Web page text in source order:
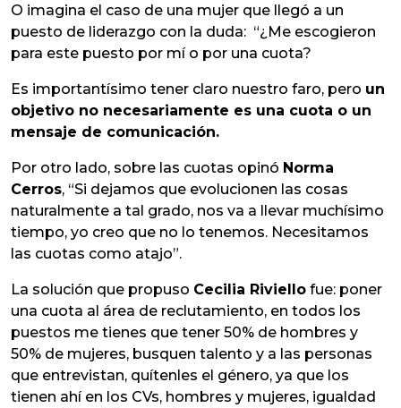
O imagina el caso de una mujer que llegó a un
puesto de liderazgo con la duda: “¿Me escogieron
para este puesto por mí o por una cuota?
Es importantísimo tener claro nuestro faro, pero un
objetivo no necesariamente es una cuota o un
mensaje de comunicación.
Por otro lado, sobre las cuotas opinó Norma
Cerros, “Si dejamos que evolucionen las cosas
naturalmente a tal grado, nos va a llevar muchísimo
tiempo, yo creo que no lo tenemos. Necesitamos
las cuotas como atajo”.
La solución que propuso Cecilia Riviello fue: poner
una cuota al área de reclutamiento, en todos los
puestos me tienes que tener 50% de hombres y
50% de mujeres, busquen talento y a las personas
que entrevistan, quítenles el género, ya que los
tienen ahí en los CVs, hombres y mujeres, igualdad